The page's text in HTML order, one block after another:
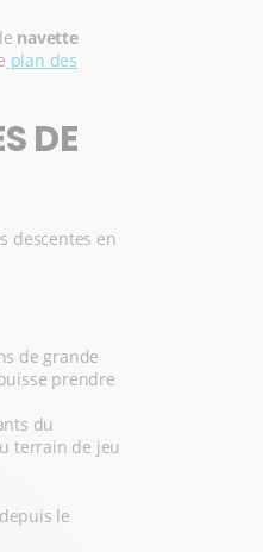
navette
plan des
DE
descentes en
de grande
prendre
du
terrain de jeu
depuis le